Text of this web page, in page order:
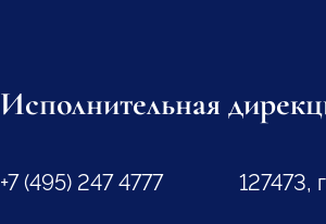
Исполнительная
+7 (495) 247 4777
127473,